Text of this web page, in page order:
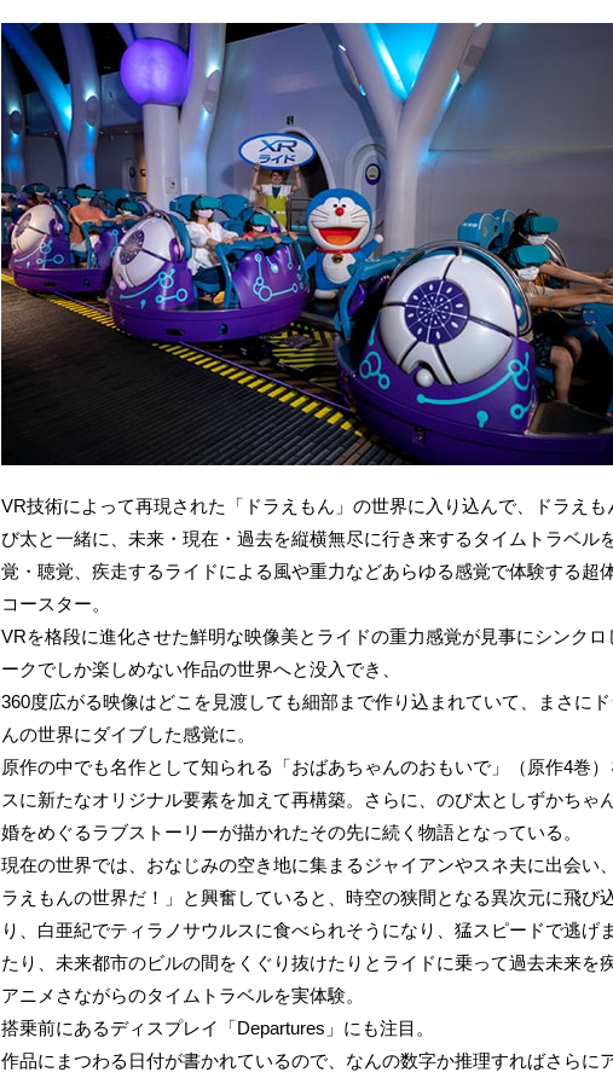
VR技術によって再現された「ドラえもん」の世界に入り込んで、ドラえも
び太と一緒に、未来・現在・過去を縦横無尽に行き来するタイムトラベル
覚・聴覚、疾走するライドによる風や重力などあらゆる感覚で体験する超
コースター。
VRを格段に進化させた鮮明な映像美とライドの重力感覚が見事にシンクロ
ークでしか楽しめない作品の世界へと没入でき、
360度広がる映像はどこを見渡しても細部まで作り込まれていて、まさにド
んの世界にダイブした感覚に。
原作の中でも名作として知られる「おばあちゃんのおもいで」（原作4巻）
スに新たなオリジナル要素を加えて再構築。さらに、のび太としずかちゃ
婚をめぐるラブストーリーが描かれたその先に続く物語となっている。
現在の世界では、おなじみの空き地に集まるジャイアンやスネ夫に出会い
ラえもんの世界だ！」と興奮していると、時空の狭間となる異次元に飛び
り、白亜紀でティラノサウルスに食べられそうになり、猛スピードで逃げ
たり、未来都市のビルの間をくぐり抜けたりとライドに乗って過去未来を疾
アニメさながらのタイムトラベルを実体験。
搭乗前にあるディスプレイ「Departures」にも注目。
作品にまつわる日付が書かれているので、なんの数字か推理すればさらに